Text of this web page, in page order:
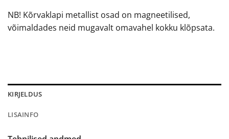
NB! Kõrvaklapi metallist osad on magneetilised,
võimaldades neid mugavalt omavahel kokku klõpsata.
KIRJELDUS
LISAINFO